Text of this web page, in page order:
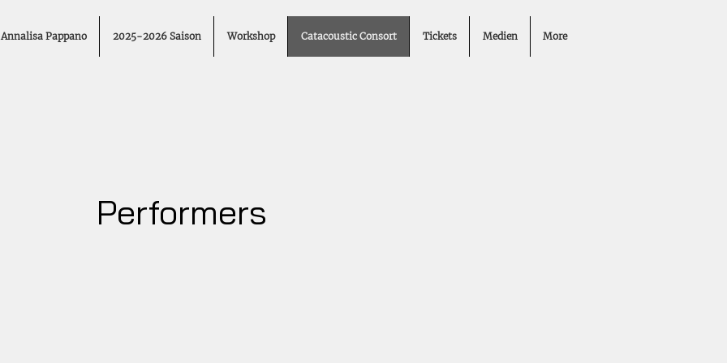
Performers
Annalisa Pappano 2025-2026 Saison Workshop Catacoustic Consort Tickets Medien More